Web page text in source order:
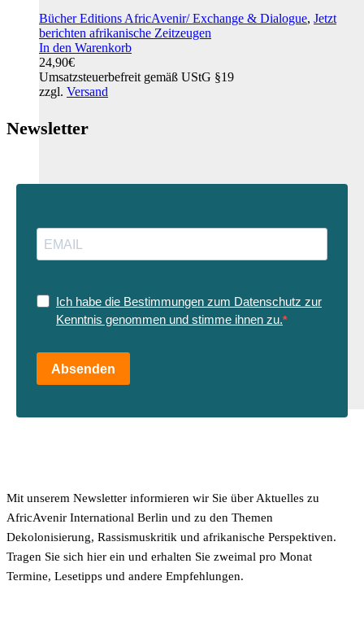
Bücher Editions AfricAvenir/ Exchange & Dialogue, Jetzt
berichten afrikanische Zeitzeugen
In den Warenkorb
24,90€
Umsatzsteuerbefreit gemäß UStG §19
zzgl. Versand
Newsletter
Ich habe die Bestimmungen zum Datenschutz zur
Kenntnis genommen und stimme ihnen zu.
Absenden
Mit unserem Newsletter informieren wir Sie über Aktuelles zu
AfricAvenir International Berlin und zu den Themen
Dekolonisierung, Rassismuskritik und afrikanische Perspektiven.
Tragen Sie sich hier ein und erhalten Sie zweimal pro Monat
Termine, Lesetipps und andere Empfehlungen.